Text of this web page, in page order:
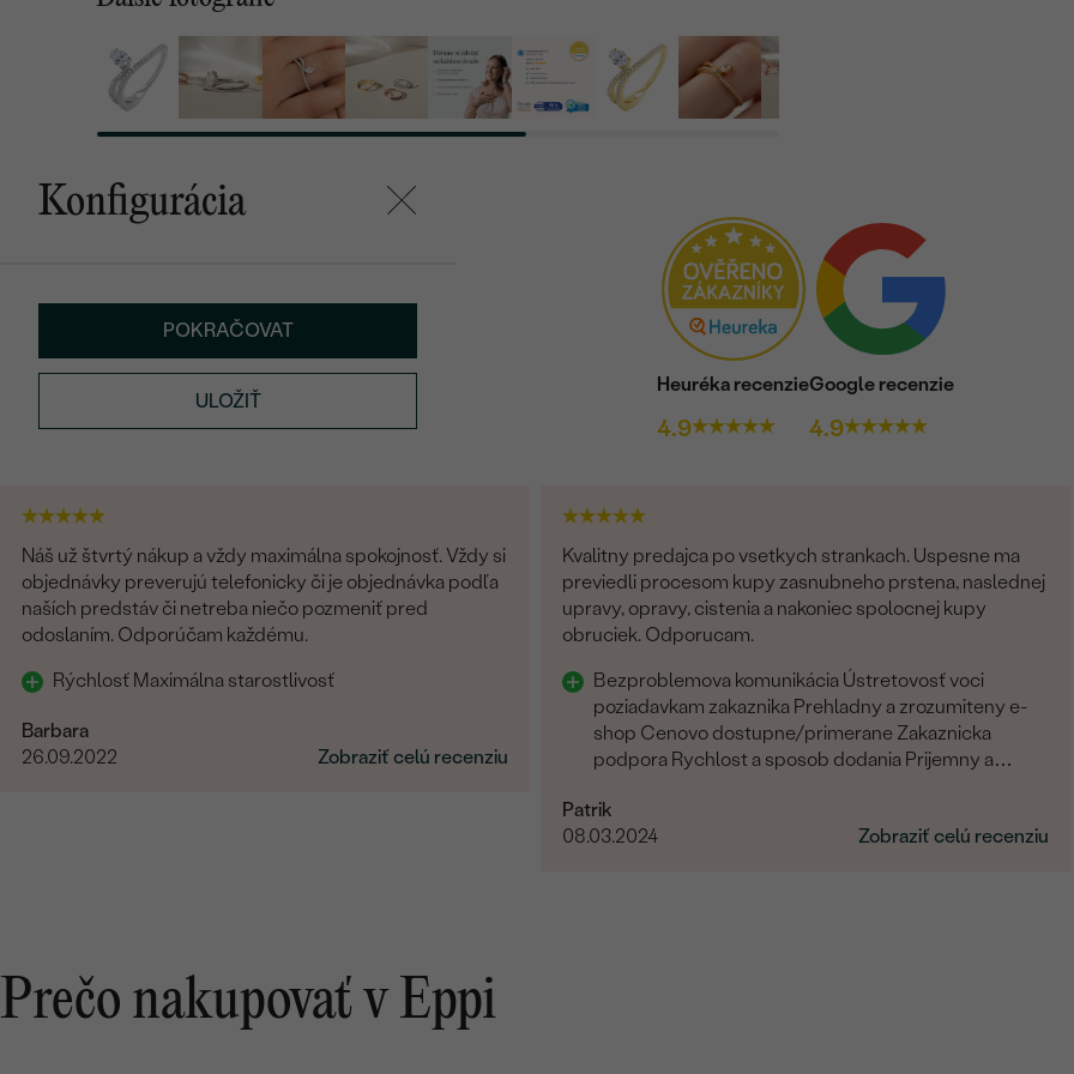
Konfigurácia
POKRAČOVAT
ULOŽIŤ
Heuréka recenzie
4.9
Google recenzie
4.9
Náš už štvrtý nákup a vždy maximálna spokojnosť. Vždy si
objednávky preverujú telefonicky či je objednávka podľa
naších predstáv či netreba niečo pozmeniť pred
odoslaním. Odporúčam každému.
Rýchlosť Maximálna starostlivosť
Barbara
26.09.2022
Zobraziť celú recenziu
Kvalitny predajca po vsetkych strankach. Uspesne ma
previedli procesom kupy zasnubneho prstena, naslednej
upravy, opravy, cistenia a nakoniec spolocnej kupy
obruciek. Odporucam.
Bezproblemova komunikácia Ústretovosť voci
poziadavkam zakaznika Prehladny a zrozumiteny e-
shop Cenovo dostupne/primerane Zakaznicka
podpora Rychlost a sposob dodania Prijemny a
Patrik
08.03.2024
Zobraziť celú recenziu
Prečo nakupovať v Eppi